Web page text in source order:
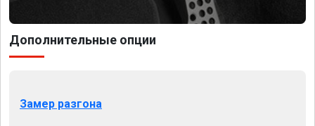
Дополнительные опции
Замер разгона